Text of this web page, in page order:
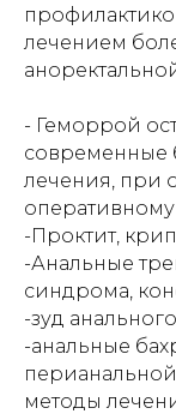
лечением
- Геморрой
современные
лечения, при
оперативному
-Проктит,
-Анальные
синдрома,
-зуд
-анальные
методы